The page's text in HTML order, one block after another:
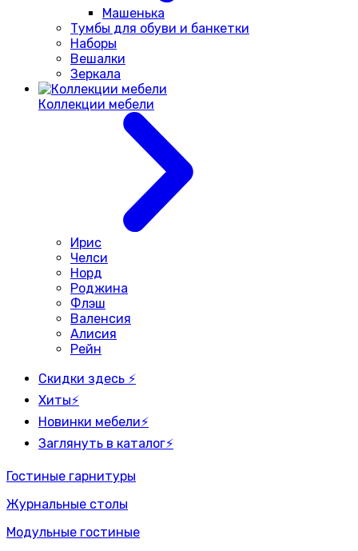
Машенька
Тумбы для обуви и банкетки
Наборы
Вешалки
Зеркала
Коллекции мебели
Ирис
Челси
Норд
Роджина
Флэш
Валенсия
Алисия
Рейн
Скидки здесь ⚡
Хиты⚡
Новинки мебели⚡
Заглянуть в каталог⚡
Гостиные гарнитуры
Журнальные столы
Модульные гостиные